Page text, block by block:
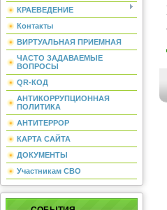
КРАЕВЕДЕНИЕ
Контакты
ВИРТУАЛЬНАЯ ПРИЕМНАЯ
ЧАСТО ЗАДАВАЕМЫЕ
ВОПРОСЫ
QR-КОД
АНТИКОРРУПЦИОННАЯ
ПОЛИТИКА
АНТИТЕРРОР
КАРТА САЙТА
ДОКУМЕНТЫ
Участникам СВО